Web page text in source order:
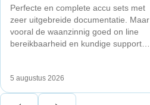
Perfecte en complete accu sets met
zeer uitgebreide documentatie. Maar
vooral de waanzinnig goed on line
bereikbaarheid en kundige support
5 augustus 2026